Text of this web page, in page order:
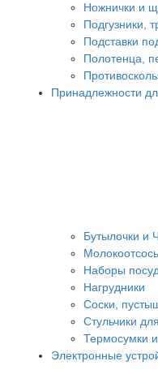
Ножнички и
Подгузники,
Подставки
Полотенца,
Принадлежности
Бутылочки и
Наборы
Нагрудники
Соски,
Стульчики
Термосумки
Электронные